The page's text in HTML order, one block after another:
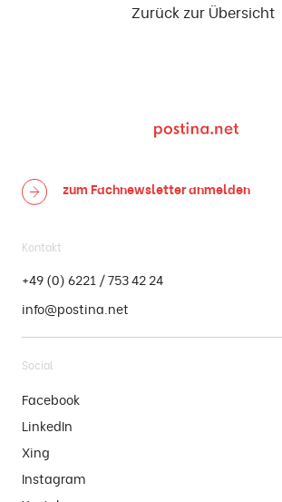
Zurück zur Übersicht
zum Fachnewsletteranmelden
Kontakt
+49 (0) 6221 / 753 42 24
info@postina.net
Social
Facebook
LinkedIn
Xing
Instagram